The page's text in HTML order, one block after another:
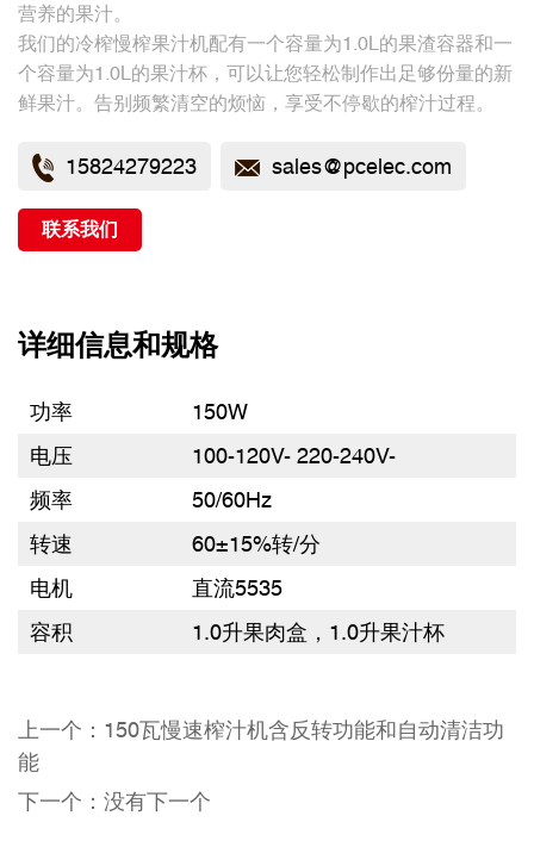
营养的果汁。
我们的冷榨慢榨果汁机配有一个容量为1.0L的果渣容器和一
个容量为1.0L的果汁杯，可以让您轻松制作出足够份量的新
鲜果汁。告别频繁清空的烦恼，享受不停歇的榨汁过程。
15824279223 sales@pcelec.com
联系我们
详细信息和规格
功率
150W
电压
100-120V- 220-240V-
频率
50/60Hz
转速
60±15%转/分
电机
直流5535
容积
1.0升果肉盒，1.0升果汁杯
上一个：150瓦慢速榨汁机含反转功能和自动清洁功
能
下一个：没有下一个